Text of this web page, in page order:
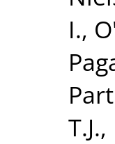
I.,
T.J.,